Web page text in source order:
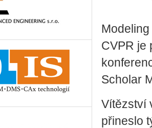
CVPR je
Scho­lar
Ví­těz­ství
při­nes­lo